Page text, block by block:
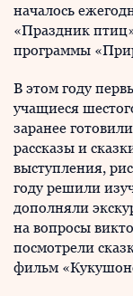
началось
«Праздник
программы
В этом году
учащиеся
заранее
рассказы и
выступления,
году решили
дополняли
на вопросы
посмотрели
фильм